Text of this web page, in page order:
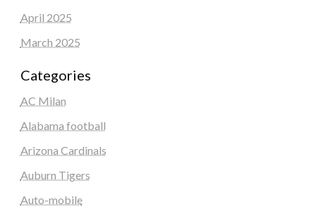
April 2025
March 2025
Categories
AC Milan
Alabama football
Arizona Cardinals
Auburn Tigers
Auto-mobile